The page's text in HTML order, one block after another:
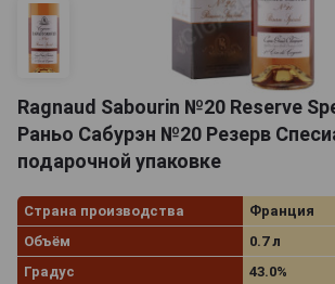
Ragnaud Sabourin №20 Reserve
Раньо Сабурэн №20 Резерв
подарочной упаковке
Страна производства
Франция
Объём
0.7 л
Градус
43.0%